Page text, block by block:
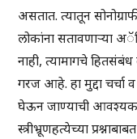
असतात. त्यातून
लोकांना सतावणाऱ्या
नाही, त्यामागचे
गरज आहे. हा मुद्दा चर्चा
घेऊन जाण्याची
स्त्रीभ्रूणहत्येच्या